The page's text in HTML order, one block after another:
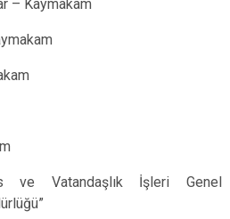
– Kaymakam
ve Vatandaşlık İşleri Genel